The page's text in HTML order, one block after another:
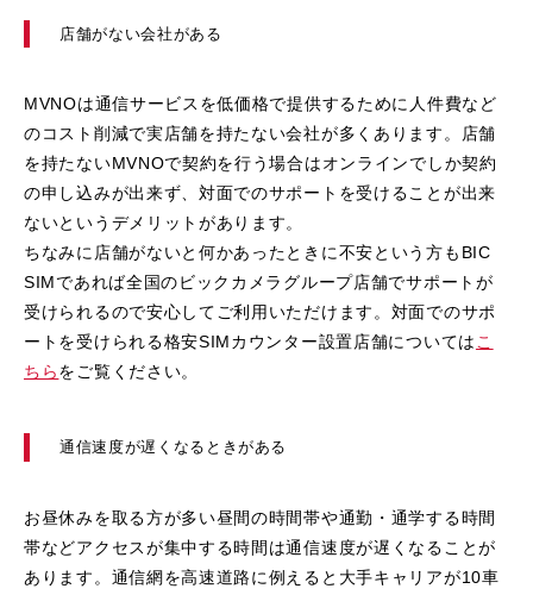
店舗がない会社がある
MVNOは通信サービスを低価格で提供するために人件費など
のコスト削減で実店舗を持たない会社が多くあります。店舗
を持たないMVNOで契約を行う場合はオンラインでしか契約
の申し込みが出来ず、対面でのサポートを受けることが出来
ないというデメリットがあります。
ちなみに店舗がないと何かあったときに不安という方もBIC
SIMであれば全国のビックカメラグループ店舗でサポートが
受けられるので安心してご利用いただけます。対面でのサポ
ートを受けられる格安SIMカウンター設置店舗についてはこ
ちらをご覧ください。
通信速度が遅くなるときがある
お昼休みを取る方が多い昼間の時間帯や通勤・通学する時間
帯などアクセスが集中する時間は通信速度が遅くなることが
あります。通信網を高速道路に例えると大手キャリアが10車